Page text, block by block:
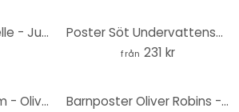
Barnposter Kikki Belle - Jungle Jive - Sepia - Rund Poster Söt Undervattensvärld - Barnposter Rund - Oliver Robins
från 231 kr
Poster för babyrum - Oliver Robins - Söta djur under palmer - Rund Barnposter Oliver Robins - Söta djur i skogen - Rund